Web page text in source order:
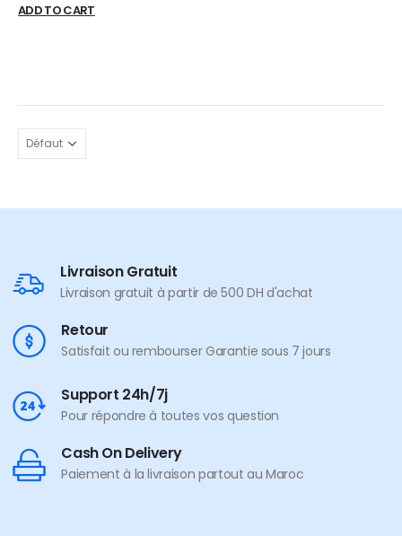
ADD TO CART
Livraison Gratuit
Livraison gratuit à partir de 500 DH d'achat
Retour
Satisfait ou rembourser Garantie sous 7 jours
Support 24h/7j
Pour répondre à toutes vos question
Cash On Delivery
Paiement à la livraison partout au Maroc